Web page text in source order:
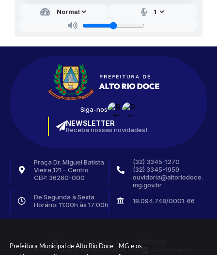
Prefeitura Municipal de Alto Rio Doce - MG e os
Praça Dr. Miguel Batista
Vieira,121 – Centro
CEP: 36260-000
(32) 3345-1270
(32) 3345-1959
ouvidoria@altoriodoce.
mg.gov.br
De Segunda à Sexta
Horário: 11:00h às 17:00h
18.094.748/0001-66
Siga-nos
NEWSLETTER
Receba nossas novidades!
Versão do Sistema:
3.5.3 - 19/06/2026
Portal atualizado em:06/08/2026 17:50